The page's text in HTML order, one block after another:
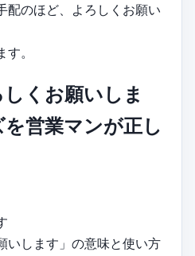
配のほど、よろしくお願い
。
しくお願いしま
営業マンが正し
いします」の意味と使い方